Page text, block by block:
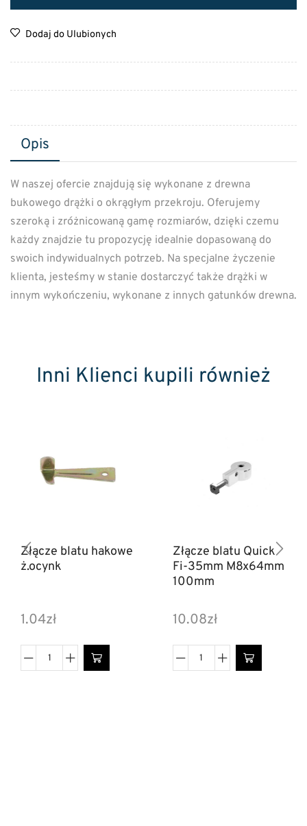
Dodaj do Ulubionych
Opis
W naszej ofercie znajdują się wykonane z drewna
bukowego drążki o okrągłym przekroju. Oferujemy
szeroką i zróżnicowaną gamę rozmiarów, dzięki czemu
każdy znajdzie tu propozycję idealnie dopasowaną do
swoich indywidualnych potrzeb. Na specjalne życzenie
klienta, jesteśmy w stanie dostarczyć także drążki w
innym wykończeniu, wykonane z innych gatunków drewna.
Inni Klienci kupili również
Złącze blatu hakowe
ż.ocynk
1.04zł
Złącze blatu Quick
Fi-35mm M8x64mm
100mm
10.08zł